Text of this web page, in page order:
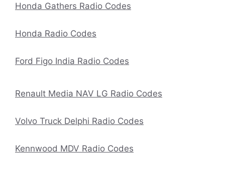
Honda Gathers Radio Codes
Honda Radio Codes
Ford Figo India Radio Codes
Renault Media NAV LG Radio Codes
Volvo Truck Delphi Radio Codes
Kennwood MDV Radio Codes